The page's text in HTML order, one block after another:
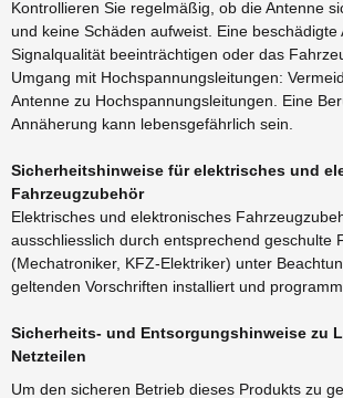
Kontrollieren Sie regelmäßig, ob die Antenne
und keine Schäden aufweist. Eine beschädigte
Signalqualität beeinträchtigen oder das
Umgang mit Hochspannungsleitungen:
Antenne zu Hochspannungsleitungen. Eine
Annäherung kann lebensgefährlich sein.
Sicherheitshinweise für elektrisches und
Fahrzeugzubehör
Elektrisches und elektronisches
ausschliesslich durch entsprechend geschulte
(Mechatroniker, KFZ-Elektriker) unter
geltenden Vorschriften installiert und
Sicherheits- und Entsorgungshinweise zu
Netzteilen
Um den sicheren Betrieb dieses Produkts zu